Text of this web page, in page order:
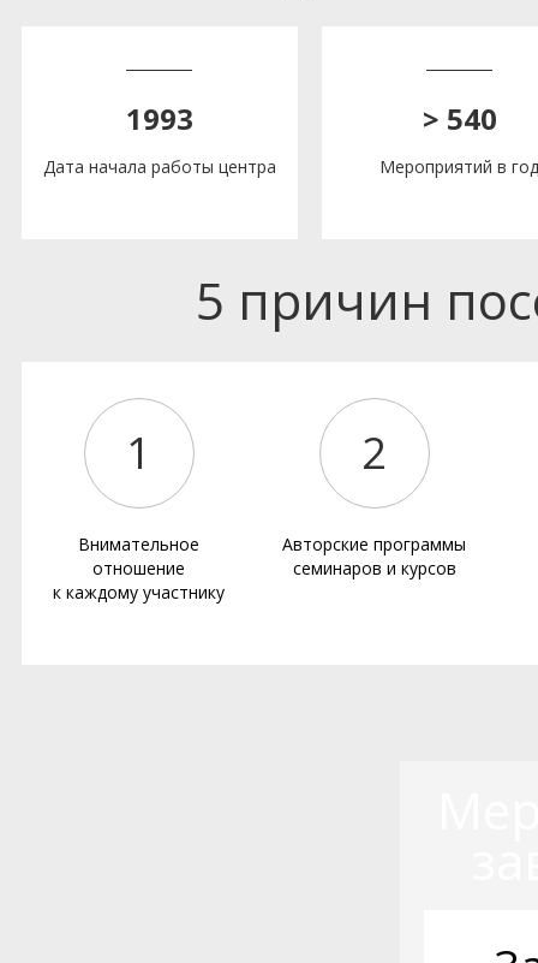
1993
Дата начала работы центра
> 540
Мероприятий в год
5 причин
1
Внимательное
отношение
к каждому участнику
2
Авторские программы
семинаров и курсов